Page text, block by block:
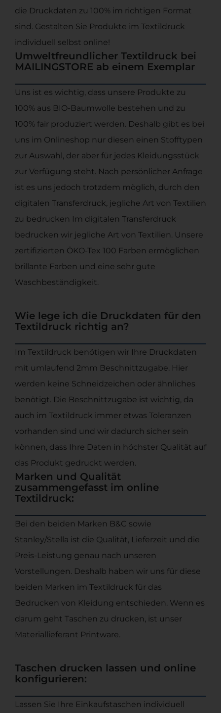
die Druckdaten zu 100% im richtigen Format
sind. Gestalten Sie Produkte im Textildruck
individuell selbst online!
Umweltfreundlicher Textildruck bei
MAILINGSTORE ab einem Exemplar
Uns ist es wichtig, dass unsere Produkte zu
100% aus BIO-Baumwolle bestehen und zu
100% fair produziert werden. Deshalb gibt es bei
uns im Onlineshop nur diesen einen Stofftypen
zur Auswahl, der aber für jedes Kleidungsstück
zur Verfügung steht. Nach persönlicher Anfrage
ist es uns jedoch trotzdem möglich, durch den
digitalen Transferdruck, jegliche Art von Textilien
zu bedrucken Im digitalen Transferdruck
bedrucken wir jegliche Art von Textilien. Unsere
zertifizierten ÖKO-Tex 100 Farben ermöglichen
brillante Farben und eine sehr gute
Waschbeständigkeit.
Wie lege ich die Druckdaten für den
Textildruck richtig an?
Im Textildruck benötigen wir Ihre Druckdaten
mit umlaufend 2mm Beschnittzugabe. Hier
werden keine Schneidzeichen oder ähnliches
benötigt. Die Beschnittzugabe ist wichtig, da
auch im Textildruck immer etwas Toleranzen
vorhanden sind und wir dadurch sicher sein
können, dass Ihre Daten in höchster Qualität auf
das Produkt gedruckt werden.
Marken und Qualität
zusammengefasst im online
Textildruck:
Bei den beiden Marken B&C sowie
Stanley/Stella ist die Qualität, Lieferzeit und die
Preis-Leistung genau nach unseren
Vorstellungen. Deshalb haben wir uns für diese
beiden Marken im Textildruck für das
Bedrucken von Kleidung entschieden. Wenn es
darum geht Taschen zu drucken, ist unser
Materiallieferant Printware.
Taschen drucken lassen und online
konfigurieren:
Lassen Sie Ihre Einkaufstaschen individuell